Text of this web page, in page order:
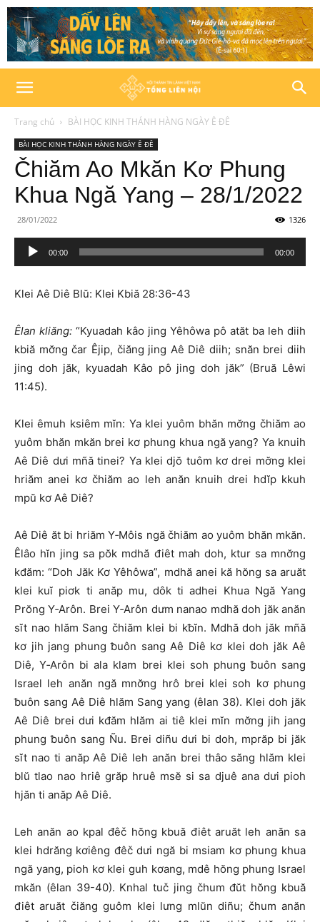
Trang chủ BÀI HỌC KINH THÁNH HÀNG NGÀY Ê ĐÊ
BÀI HỌC KINH THÁNH HÀNG NGÀY Ê ĐÊ
Čhiăm Ao Mkăn Kơ Phung
Khua Ngă Yang – 28/1/2022
28/01/2022 1326
Trình
phát
thanh
00:00 00:00
Klei Aê Diê Blŭ: Klei Kbiă 28:36-43
Êlan kliăng: “Kyuadah kâo jing Yêhôwa pô atăt ba leh diih
kbiă mơ̆ng čar Êjip, čiăng jing Aê Diê diih; snăn brei diih
jing doh jăk, kyuadah Kâo pô jing doh jăk” (Bruă Lêwi
11:45).
Klei êmuh ksiêm mĭn: Ya klei yuôm bhăn mơ̆ng čhiăm ao
yuôm bhăn mkăn brei kơ phung khua ngă yang? Ya knuih
Aê Diê dưi mñă tinei? Ya klei djŏ tuôm kơ drei mơ̆ng klei
hriăm anei kơ čhiăm ao leh anăn knuih drei hdĭp kkuh
mpŭ kơ Aê Diê?
Aê Diê ăt bi hriăm Y‑Môis ngă čhiăm ao yuôm bhăn mkăn.
Êlâo hĭn jing sa pŏk mdhă điêt mah doh, ktur sa mnơ̆ng
kđăm: “Doh Jăk Kơ Yêhôwa”, mdhă anei kă hŏng sa aruăt
klei kuĭ piơk ti anăp mu, dôk ti adhei Khua Ngă Yang
Prŏng Y‑Arôn. Brei Y‑Arôn dưm nanao mdhă doh jăk anăn
sĭt nao hlăm Sang čhiăm klei bi kƀĭn. Mdhă doh jăk mñă
kơ jih jang phung ƀuôn sang Aê Diê kơ klei doh jăk Aê
Diê, Y‑Arôn bi ala klam brei klei soh phung ƀuôn sang
Israel leh anăn ngă mnơ̆ng hrô brei klei soh kơ phung
ƀuôn sang Aê Diê hlăm Sang yang (êlan 38). Klei doh jăk
Aê Diê brei dưi kđăm hlăm ai tiê klei mĭn mơ̆ng jih jang
phung ƀuôn sang Ñu. Brei diñu dưi bi doh, mprăp bi jăk
sĭt nao ti anăp Aê Diê leh anăn brei thâo săng hlăm klei
blŭ tlao nao hriê grăp hruê msĕ si sa djuê ana dưi pioh
hjăn ti anăp Aê Diê.
Leh anăn ao kpal đêč hŏng kbuă điêt aruăt leh anăn sa
klei hdrăng kơiêng đêč dưi ngă bi msiam kơ phung khua
ngă yang, pioh kơ klei guh kơang, mdê hŏng phung Israel
mkăn (êlan 39-40). Knhal tuč jing čhum đŭt hŏng kbuă
điêt aruăt čiăng guôm klei lưng mlŭn diñu; čhum anăn